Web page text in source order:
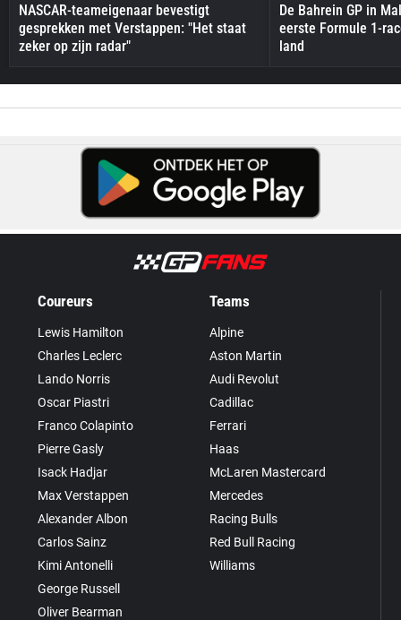
NASCAR-teameigenaar bevestigt
gesprekken met Verstappen: "Het staat
zeker op zijn radar"
De Bahrein GP in
eerste Formule 1-
land
Coureurs
Lewis Hamilton
Charles Leclerc
Lando Norris
Oscar Piastri
Franco Colapinto
Pierre Gasly
Isack Hadjar
Max Verstappen
Alexander Albon
Carlos Sainz
Kimi Antonelli
George Russell
Oliver Bearman
Teams
Alpine
Aston Martin
Audi Revolut
Cadillac
Ferrari
Haas
McLaren Mastercard
Mercedes
Racing Bulls
Red Bull Racing
Williams